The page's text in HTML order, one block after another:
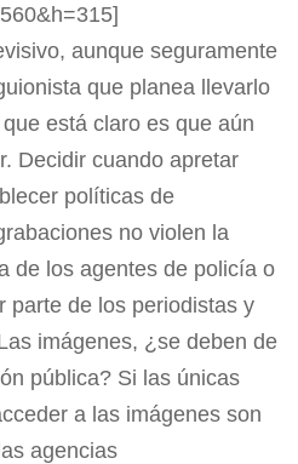
aunque seguramente
que planea llevarlo
está claro es que aún
Decidir cuando apretar
políticas de
no violen la
de los agentes de policía o
parte de los periodistas y
imágenes, ¿se deben de
pública? Si las únicas
a las imágenes son
agencias